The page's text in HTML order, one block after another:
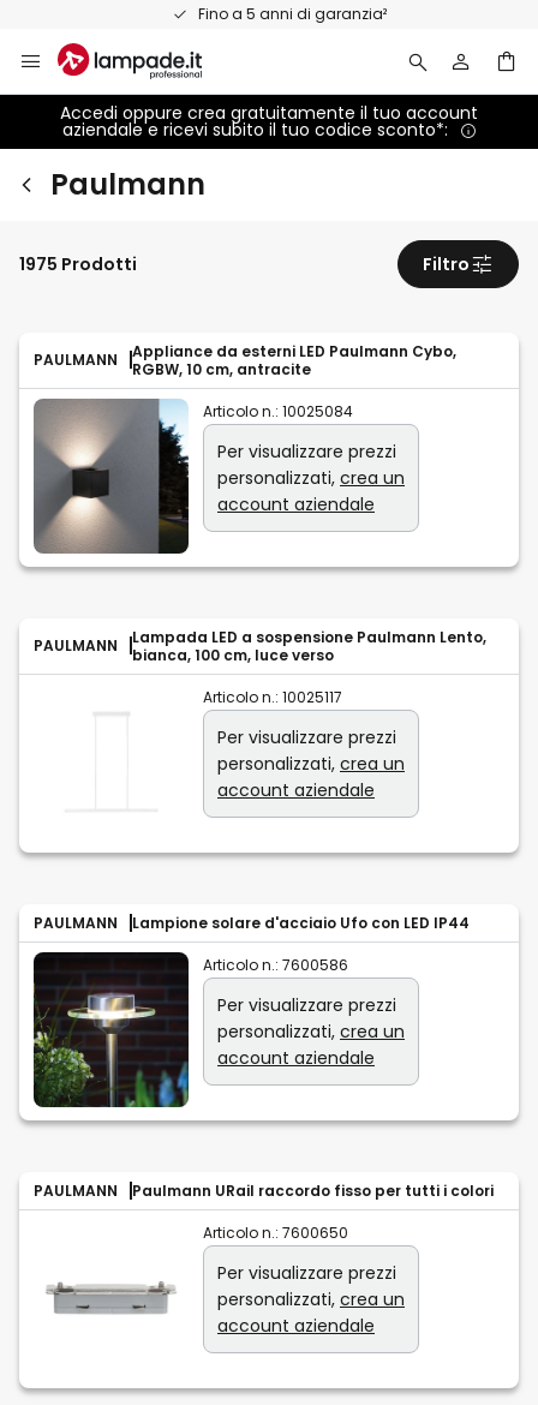
Fino a 5 anni di garanzia²
contenuto
Accedi oppure crea gratuitamente il tuo account
aziendale e ricevi subito il tuo codice sconto*:
Paulmann
PAULMANN
Appliance da esterni LED Paulmann Cybo,
RGBW, 10 cm, antracite
Articolo n.: 10025084
Per visualizzare prezzi
personalizzati, crea un
account aziendale
PAULMANN
Lampada LED a sospensione Paulmann Lento,
bianca, 100 cm, luce verso
Articolo n.: 10025117
Per visualizzare prezzi
personalizzati, crea un
account aziendale
PAULMANN Lampione solare d'acciaio Ufo con LED IP44
Articolo n.: 7600586
Per visualizzare prezzi
personalizzati, crea un
account aziendale
PAULMANN Paulmann URail raccordo fisso per tutti i colori
Articolo n.: 7600650
Per visualizzare prezzi
personalizzati, crea un
account aziendale
1975 Prodotti Filtro